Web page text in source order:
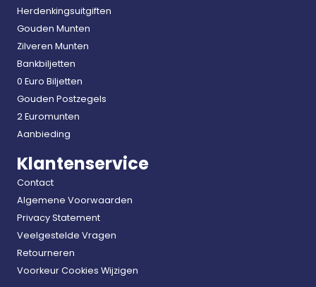
Herdenkingsuitgiften
Gouden Munten
Zilveren Munten
Bankbiljetten
0 Euro Biljetten
Gouden Postzegels
2 Euromunten
Aanbieding
Klantenservice
Contact
Algemene Voorwaarden
Privacy Statement
Veelgestelde Vragen
Retourneren
Voorkeur Cookies Wijzigen